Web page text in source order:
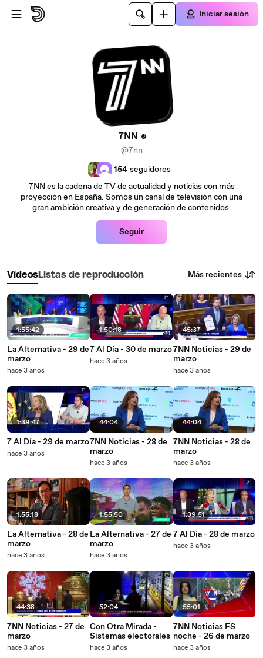
Saltar al contenido principal
Iniciar sesión
7NN
@7nn
154 seguidores
7NN es la cadena de TV de actualidad y noticias con más
proyección en España. Somos un canal de televisión con una
gran ambición creativa y de generación de contenidos.
Seguir
VídeosListas de reproducción Más recientes
1:55:42
La Alternativa - 29 de
marzo
hace 3 años
1:39:47
7 Al Día - 29 de marzo
hace 3 años
1:55:18
La Alternativa - 28 de
marzo
hace 3 años
44:38
7NN Noticias - 27 de
marzo
hace 3 años
1:50:18
7 Al Día - 30 de marzo
hace 3 años
44:04
7NN Noticias - 28 de
marzo
hace 3 años
1:55:50
La Alternativa - 27 de
marzo
hace 3 años
52:04
Con Otra Mirada -
Sistemas electorales
hace 3 años
45:37
7NN Noticias - 29 de
marzo
hace 3 años
44:04
7NN Noticias - 28 de
marzo
hace 3 años
1:39:51
7 Al Día - 28 de marzo
hace 3 años
55:01
7NN Noticias FS
noche - 26 de marzo
hace 3 años